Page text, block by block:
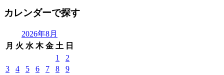
カレンダーで探す
2026年8月
月 火 水 木 金 土 日
1
2
3
4 5 6 7 8
9